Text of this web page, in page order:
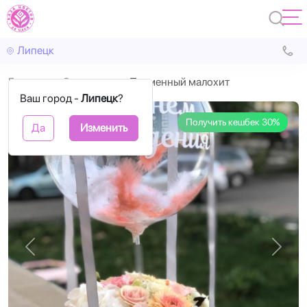
Липецк
Ваш город - Липецк?
Да Изменить
Главная С цветами Пламенный малохит
Получить кешбек 30%
Назад